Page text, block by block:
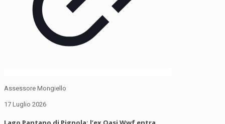
Assessore Mongiello
17 Luglio 2026